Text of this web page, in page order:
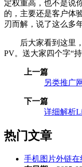
定权重高，也不是说
的，主要还是客户体
刃而解，说了这么多
后大家看到这里，
PV。送大家四个字“
上一篇
另类推广
下一篇
详细解析
热门文章
手机图片外链